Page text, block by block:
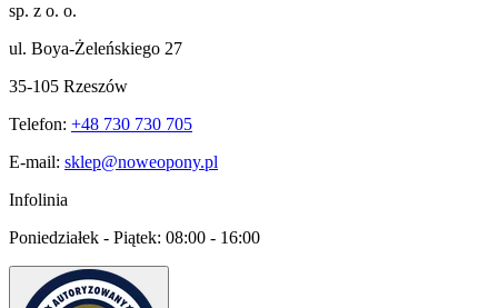
sp. z o. o.
ul. Boya-Żeleńskiego 27
35-105 Rzeszów
Telefon: +48 730 730 705
E-mail: sklep@noweopony.pl
Infolinia
Poniedziałek - Piątek: 08:00 - 16:00